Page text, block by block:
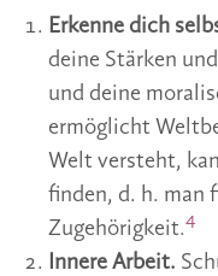
Erkenne dich
deine Stärken
und deine
ermöglicht
Welt versteht,
finden, d. h. man
Zugehörigkeit.4
Innere Arbeit.